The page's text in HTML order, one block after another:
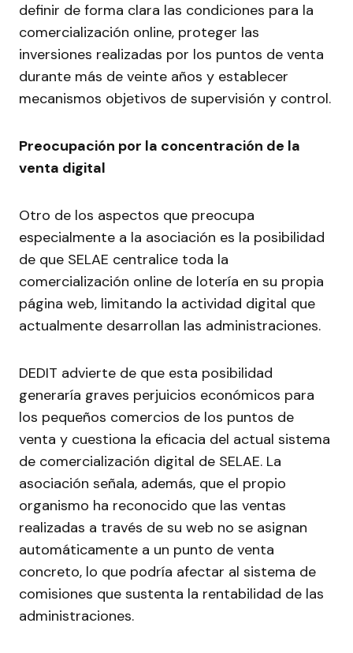
definir de forma clara las condiciones para la
comercialización online, proteger las
inversiones realizadas por los puntos de venta
durante más de veinte años y establecer
mecanismos objetivos de supervisión y control.
Preocupación por la concentración de la
venta digital
Otro de los aspectos que preocupa
especialmente a la asociación es la posibilidad
de que SELAE centralice toda la
comercialización online de lotería en su propia
página web, limitando la actividad digital que
actualmente desarrollan las administraciones.
DEDIT advierte de que esta posibilidad
generaría graves perjuicios económicos para
los pequeños comercios de los puntos de
venta y cuestiona la eficacia del actual sistema
de comercialización digital de SELAE. La
asociación señala, además, que el propio
organismo ha reconocido que las ventas
realizadas a través de su web no se asignan
automáticamente a un punto de venta
concreto, lo que podría afectar al sistema de
comisiones que sustenta la rentabilidad de las
administraciones.